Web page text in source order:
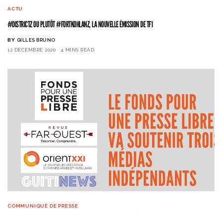
ACTU
#DISTRICTZ OU PLUTÔT #FORTKOHLANZ, LA NOUVELLE ÉMISSION DE TF1
BY GILLES BRUNO
12 DÉCEMBRE 2020
4 MINS READ
COMMUNIQUÉ DE PRESSE